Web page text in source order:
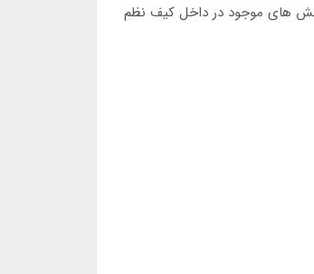
های موجود در داخل کیف نظم